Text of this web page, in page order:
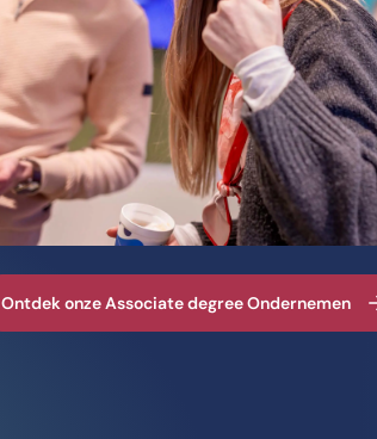
Ontdek onze Associate degree Ondernemen